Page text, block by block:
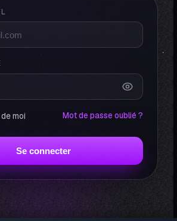
moi Mot de passe oublié ?
Se connecter